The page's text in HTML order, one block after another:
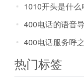
1010开头是什么
400电话的语音
400电话服务呼
热门标签